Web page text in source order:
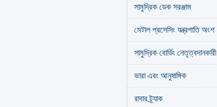
সামুদ্রিক ডেক সরঞ্জাম
মেটাল প্রসেসিং যন্ত্রপাতি অংশ
সামুদ্রিক বোর্ডিং নেতৃত্বদানকারী
ভারা এবং আনুষাঙ্গিক
রাবার ট্র্যাক